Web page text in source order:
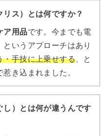
ス）とは何ですか？
ア用品です。今までも電
いうアプローチはあり
・手技に上乗せする 、と
き込まれました。
し）とは何が違うんです